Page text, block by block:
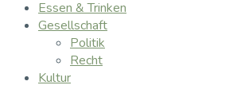
Essen & Trinken
Gesellschaft
Politik
Recht
Kultur